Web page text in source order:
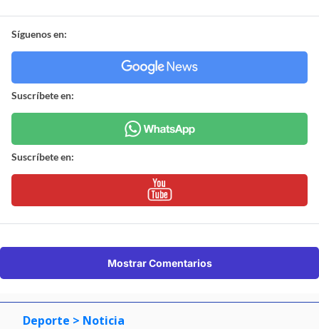
Síguenos en:
Suscríbete en:
Suscríbete en:
Mostrar Comentarios
Deporte > Noticia